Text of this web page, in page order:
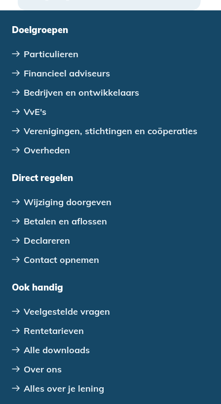
realiseren. Juist daarom is dit een goed
Doelgroepen
Particulieren
Financieel adviseurs
Bedrijven en ontwikkelaars
VvE's
Verenigingen, stichtingen en coöperaties
Overheden
Direct regelen
Wijziging doorgeven
Betalen en aflossen
Declareren
Contact opnemen
Ook handig
Veelgestelde vragen
Rentetarieven
Alle downloads
Over ons
Alles over je lening